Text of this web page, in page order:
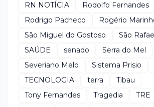
RN NOTÍCIA
Rodolfo Fernandes
Rodrigo Pacheco
Rogério
São Miguel do Gostoso
São
SAÚDE
senado
Serra do Mel
Severiano Melo
Sistema Prisio
TECNOLOGIA
terra
Tibau
Tony Fernandes
Tragedia TRE